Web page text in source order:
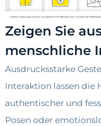
Zeigen Sie
menschliche
Ausdrucksstarke
Interaktion lassen die
authentischer und
Posen oder